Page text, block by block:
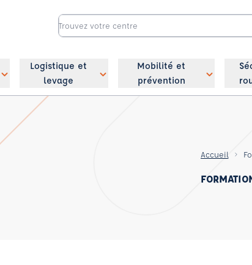
Logistique et
levage
Mobilité et
prévention
Accueil